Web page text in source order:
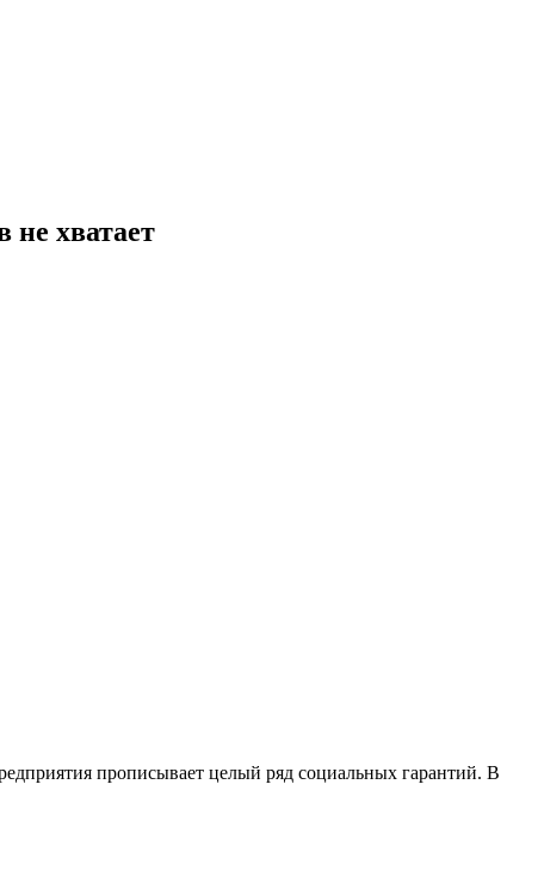
не хватает
прописывает целый ряд социальных гарантий. В